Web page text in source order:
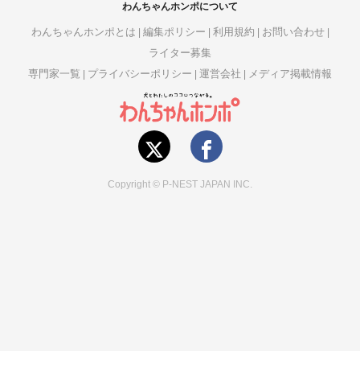
わんちゃんホンポについて
わんちゃんホンポとは 編集ポリシー 利用規約
お問い合わせ
ライター募集
専門家一覧
プライバシーポリシー 運営会社 メディア掲載情報
Copyright © P-NEST JAPAN INC.